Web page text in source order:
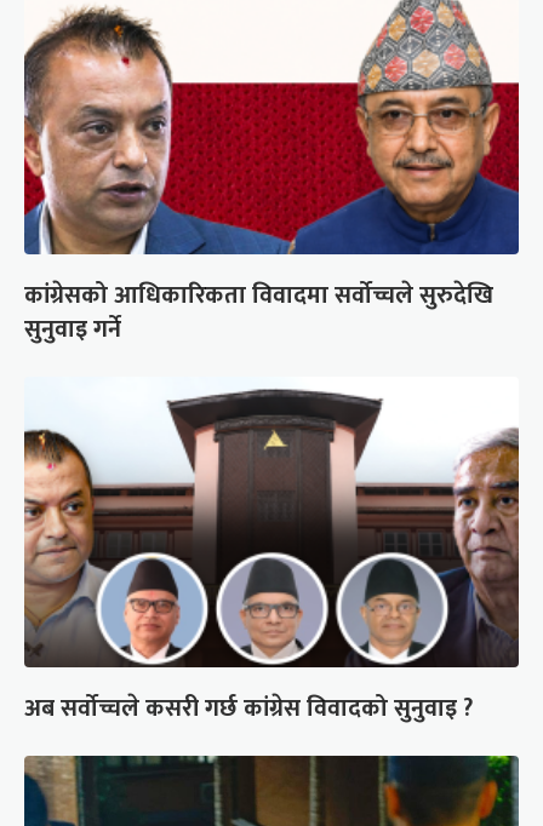
कांग्रेसको आधिकारिकता विवादमा सर्वोच्चले सुरुदेखि
सुनुवाइ गर्ने
अब सर्वोच्चले कसरी गर्छ कांग्रेस विवादको सुनुवाइ ?